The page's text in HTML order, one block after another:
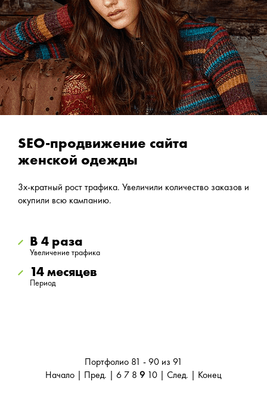
SEO-продвижение сайта
женской одежды
3х-кратный рост трафика. Увеличили количество заказов и
окупили всю кампанию.
В 4 раза
Увеличение трафика
14 месяцев
Период
Портфолио 81 - 90 из 91
Начало
Пред. 6 7 8 9 10 След. Конец